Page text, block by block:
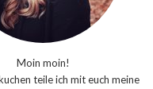
Moin moin!
teile ich mit euch meine